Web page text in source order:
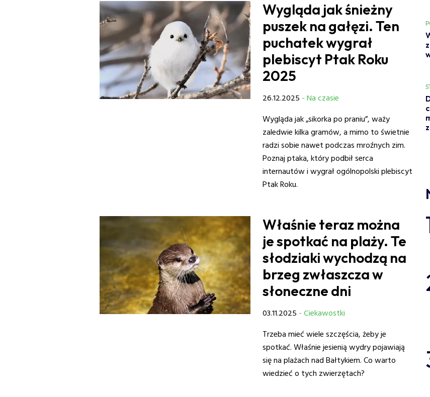
Wygląda jak śnieżny
puszek na gałęzi. Ten
puchatek wygrał
plebiscyt Ptak Roku
2025
26.12.2025 - Na czasie
Wygląda jak „sikorka po praniu”, waży
zaledwie kilka gramów, a mimo to świetnie
radzi sobie nawet podczas mroźnych zim.
Poznaj ptaka, który podbił serca
internautów i wygrał ogólnopolski plebiscyt
Ptak Roku.
Właśnie teraz można
je spotkać na plaży. Te
słodziaki wychodzą na
brzeg zwłaszcza w
słoneczne dni
03.11.2025 - Ciekawostki
Trzeba mieć wiele szczęścia, żeby je
spotkać. Właśnie jesienią wydry pojawiają
się na plażach nad Bałtykiem. Co warto
wiedzieć o tych zwierzętach?